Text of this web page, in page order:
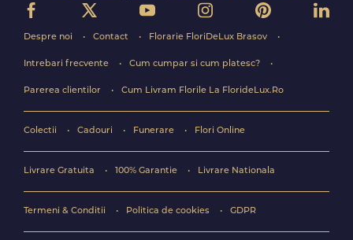
Despre noi Contact Florarie FloriDeLux Brasov
Intrebari frecvente Cum cumpar si cum platesc?
Parerea clientilor Cum Livram Florile La FlorideLux.Ro
Colectii Cadouri Funerare Flori Online
Livrare Gratuita 100% Garantie Livrare Nationala
Termeni & Conditii Politica de cookies GDPR